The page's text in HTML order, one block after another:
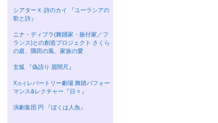
シアターＸ 詩のカイ 『ユーラシアの
歌と詩』
ニナ・ディプラ(舞踊家・振付家／フ
ランス)との創造プロジェクト さくら
の庭、隅田の風、家族の愛
玄狐 『偽語り 眉間尺』
Χカイ レパートリー劇場 舞踏パフォー
マンス&レクチャー『日々』
演劇集団 円 『ぼくは人魚』